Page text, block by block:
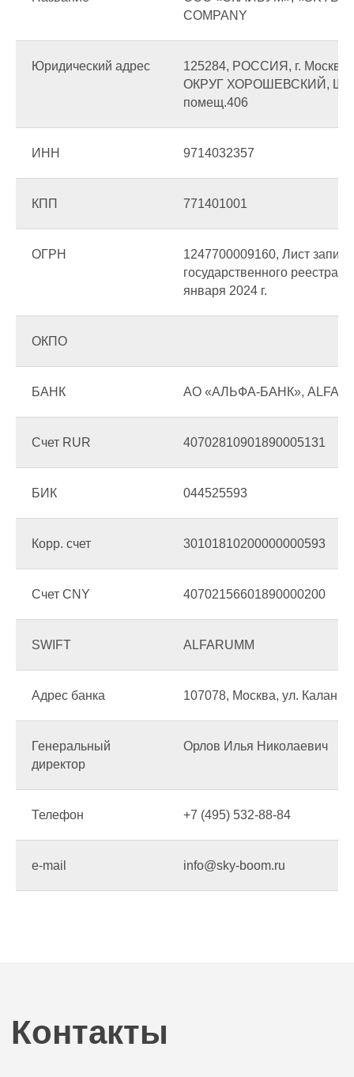
COMPANY
Юридический адрес
125284, РОССИЯ, г.
ОКРУГ ХОРОШЕВСКИЙ,
помещ.406
ИНН 9714032357
КПП 771401001
ОГРН
1247700009160, Лист
государственного реестра
января 2024 г.
ОКПО
БАНК АО «АЛЬФА-БАНК», ALFA-
Счет RUR 40702810901890005131
БИК 044525593
Корр. счет 30101810200000000593
Счет CNY 40702156601890000200
SWIFT ALFARUMM
Адрес банка 107078, Москва, ул.
Генеральный
директор
Орлов Илья Николаевич
Телефон +7 (495) 532-88-84
e-mail info@sky-boom.ru
Контакты
Телефон / Почта
Адрес
123112, РФ, Москва,
ООО «Скайбум»